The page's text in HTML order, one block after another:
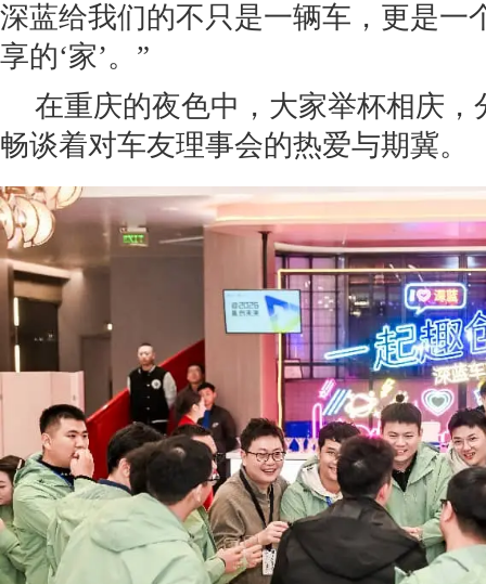
深蓝给我们的不只是一辆车，更是一
享的‘家’。”
在重庆的夜色中，大家举杯相庆
畅谈着对车友理事会的热爱与期冀。